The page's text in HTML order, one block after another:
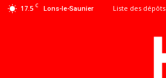
17.5 C Lons-le-Saunier Liste des dépôts